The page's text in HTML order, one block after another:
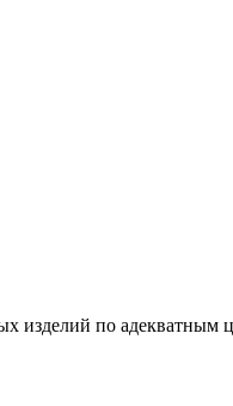
по адекватным